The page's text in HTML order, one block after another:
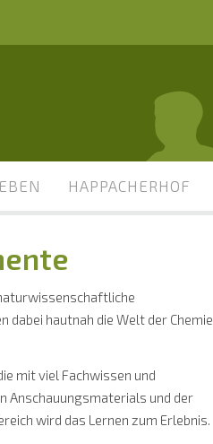
HAPPACHERHOF
dabei hautnah die Welt der Chemie
mit viel Fachwissen und
Anschauungsmaterials und der
wird das Lernen zum Erlebnis.